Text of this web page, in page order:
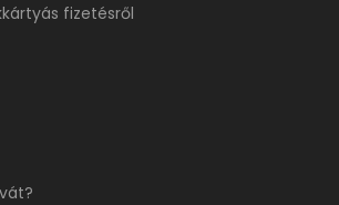
fizetésről